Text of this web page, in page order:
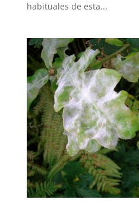
habituales de esta...